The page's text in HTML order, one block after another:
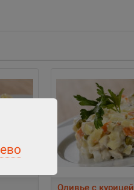
Оливье с курицей